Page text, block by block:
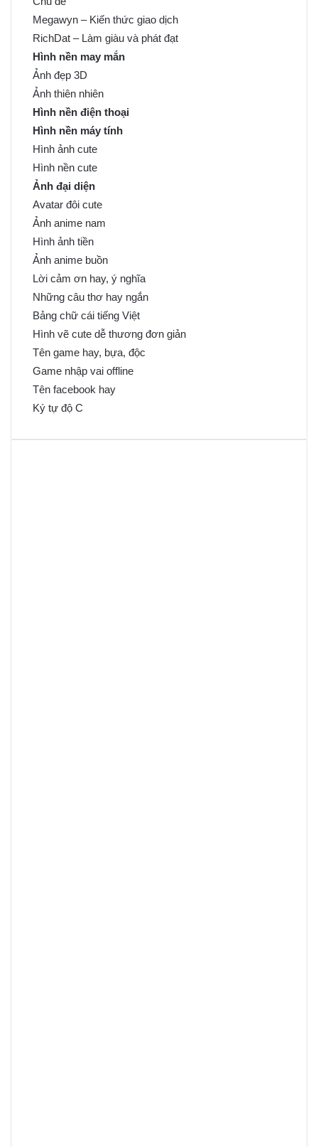
Megawyn – Kiến thức giao dịch
RichDat – Làm giàu và phát đạt
Hình nền may mắn
Ảnh đẹp 3D
Ảnh thiên nhiên
Hình nền điện thoại
Hình nền máy tính
Hình ảnh cute
Hình nền cute
Ảnh đại diện
Avatar đôi cute
Ảnh anime nam
Hình ảnh tiền
Ảnh anime buồn
Lời cảm ơn hay, ý nghĩa
Những câu thơ hay ngắn
Bảng chữ cái tiếng Việt
Hình vẽ cute dễ thương đơn giản
Tên game hay, bựa, độc
Game nhập vai offline
Tên facebook hay
Ký tự độ C